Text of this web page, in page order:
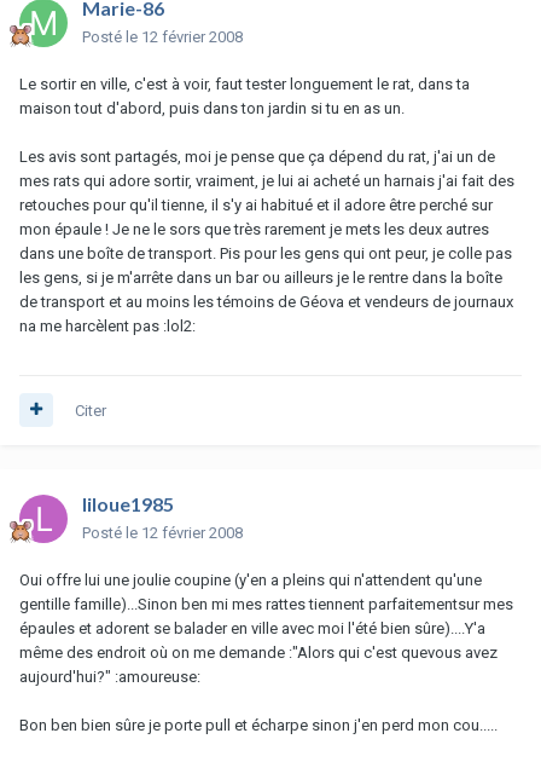
Marie-86
Posté le 12 février 2008
Le sortir en ville, c'est à voir, faut tester longuement le rat, dans ta
maison tout d'abord, puis dans ton jardin si tu en as un.
Les avis sont partagés, moi je pense que ça dépend du rat, j'ai un de
mes rats qui adore sortir, vraiment, je lui ai acheté un harnais j'ai fait des
retouches pour qu'il tienne, il s'y ai habitué et il adore être perché sur
mon épaule ! Je ne le sors que très rarement je mets les deux autres
dans une boîte de transport. Pis pour les gens qui ont peur, je colle pas
les gens, si je m'arrête dans un bar ou ailleurs je le rentre dans la boîte
de transport et au moins les témoins de Géova et vendeurs de journaux
na me harcèlent pas :lol2:
Citer
liloue1985
Posté le 12 février 2008
Oui offre lui une joulie coupine (y'en a pleins qui n'attendent qu'une
gentille famille)...Sinon ben mi mes rattes tiennent parfaitementsur mes
épaules et adorent se balader en ville avec moi l'été bien sûre)....Y'a
même des endroit où on me demande :"Alors qui c'est quevous avez
aujourd'hui?" :amoureuse:
Bon ben bien sûre je porte pull et écharpe sinon j'en perd mon cou.....